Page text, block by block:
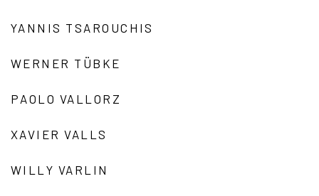
YANNIS TSAROUCHIS
WERNER TÜBKE
PAOLO VALLORZ
XAVIER VALLS
WILLY VARLIN